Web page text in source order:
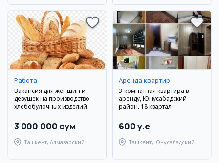
Работа
Вакансия для женщин и
девушек на производство
хлебобулочных изделий
3 000 000 сум
Ташкент, Алмазарский
Аренда квартир
3-комнатная квартира в
аренду, Юнусабадский
район, 18 квартал
600 y.e
Ташкент, Юнусабадский